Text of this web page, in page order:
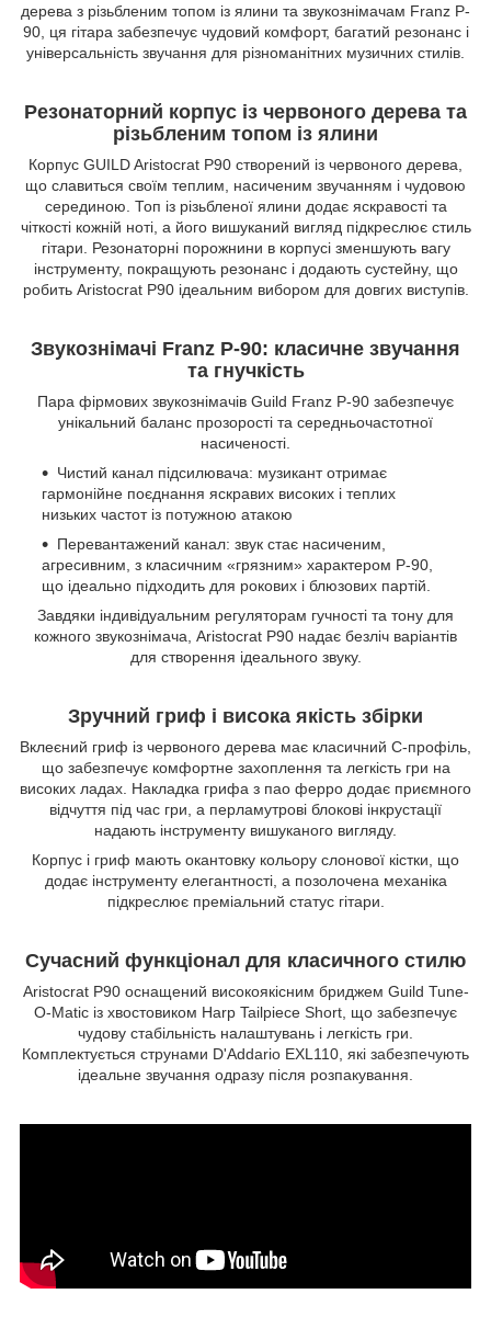
дерева з різьбленим топом із ялини та звукознімачам Franz P-
90, ця гітара забезпечує чудовий комфорт, багатий резонанс і
універсальність звучання для різноманітних музичних стилів.
Резонаторний корпус із червоного дерева та
різьбленим топом із ялини
Корпус GUILD Aristocrat P90 створений із червоного дерева,
що славиться своїм теплим, насиченим звучанням і чудовою
серединою. Топ із різьбленої ялини додає яскравості та
чіткості кожній ноті, а його вишуканий вигляд підкреслює стиль
гітари. Резонаторні порожнини в корпусі зменшують вагу
інструменту, покращують резонанс і додають сустейну, що
робить Aristocrat P90 ідеальним вибором для довгих виступів.
Звукознімачі Franz P-90: класичне звучання
та гнучкість
Пара фірмових звукознімачів Guild Franz P-90 забезпечує
унікальний баланс прозорості та середньочастотної
насиченості.
Чистий канал підсилювача: музикант отримає
гармонійне поєднання яскравих високих і теплих
низьких частот із потужною атакою
Перевантажений канал: звук стає насиченим,
агресивним, з класичним «грязним» характером P-90,
що ідеально підходить для рокових і блюзових партій.
Завдяки індивідуальним регуляторам гучності та тону для
кожного звукознімача, Aristocrat P90 надає безліч варіантів
для створення ідеального звуку.
Зручний гриф і висока якість збірки
Вклеєний гриф із червоного дерева має класичний С-профіль,
що забезпечує комфортне захоплення та легкість гри на
високих ладах. Накладка грифа з пао ферро додає приємного
відчуття під час гри, а перламутрові блокові інкрустації
надають інструменту вишуканого вигляду.
Корпус і гриф мають окантовку кольору слонової кістки, що
додає інструменту елегантності, а позолочена механіка
підкреслює преміальний статус гітари.
Сучасний функціонал для класичного стилю
Aristocrat P90 оснащений високоякісним бриджем Guild Tune-
O-Matic із хвостовиком Harp Tailpiece Short, що забезпечує
чудову стабільність налаштувань і легкість гри.
Комплектується струнами D'Addario EXL110, які забезпечують
ідеальне звучання одразу після розпакування.